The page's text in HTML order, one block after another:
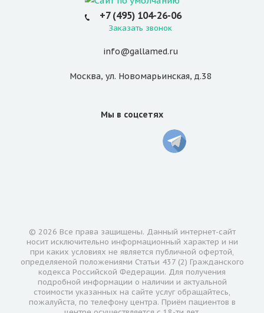
+7 (495) 104-26-06
Заказать звонок
info@gallamed.ru
Москва, ул. Новомарьинская, д.38
Мы в соцсетях
© 2026 Все права защищены. Данный интернет-сайт
носит исключительно информационный характер и ни
при каких условиях не является публичной офертой,
определяемой положениями Статьи 437 (2) Гражданского
кодекса Российской Федерации. Для получения
подробной информации о наличии и актуальной
стоимости указанных на сайте услуг обращайтесь,
пожалуйста, по телефону центра. Приём пациентов в